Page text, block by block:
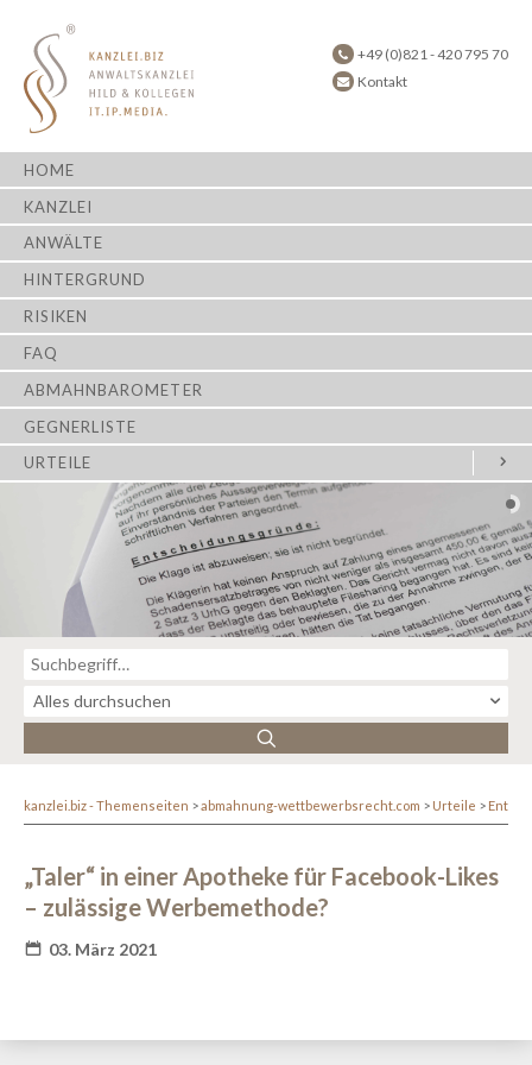
+49 (0)821 - 420 795 70
Kontakt
HOME
KANZLEI
ANWÄLTE
HINTERGRUND
RISIKEN
FAQ
ABMAHNBAROMETER
GEGNERLISTE
URTEILE
kanzlei.biz - Themenseiten abmahnung-wettbewerbsrecht.com Urteile
„Taler“ in einer Apotheke für Facebook-Likes
– zulässige Werbemethode?
03. März 2021